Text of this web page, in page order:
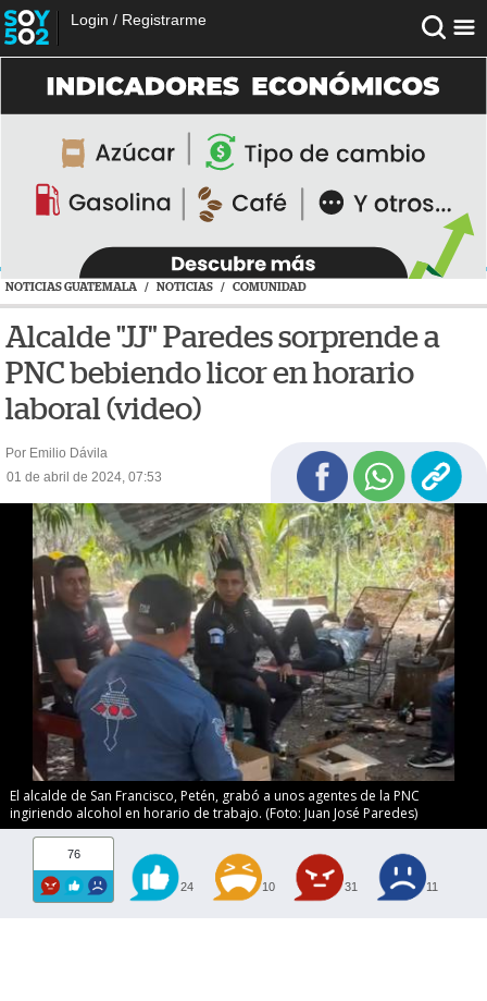
Login / Registrarme
NOTICIAS GUATEMALA / NOTICIAS / COMUNIDAD
Alcalde "JJ" Paredes sorprende a
PNC bebiendo licor en horario
laboral (video)
Por Emilio Dávila
01 de abril de 2024, 07:53
El alcalde de San Francisco, Petén, grabó a unos agentes de la PNC
ingiriendo alcohol en horario de trabajo. (Foto: Juan José Paredes)
76
24 10 31 11